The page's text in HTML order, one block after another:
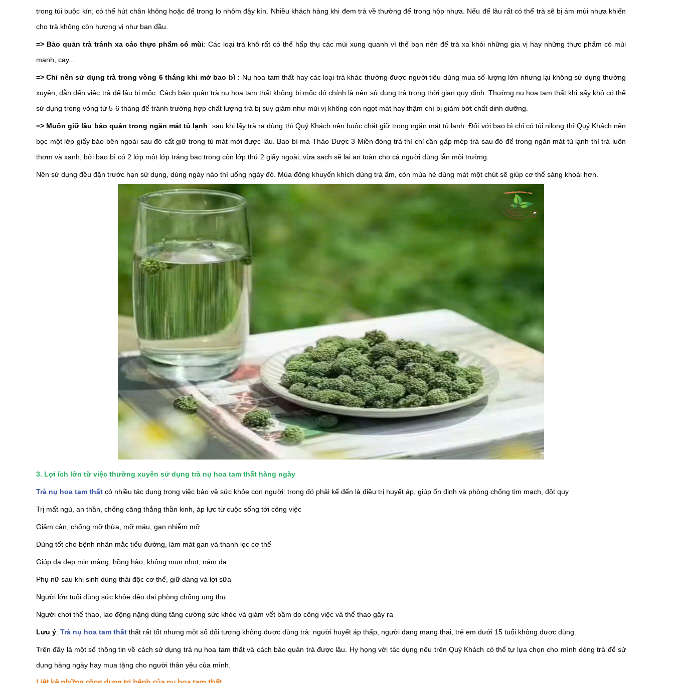
trong túi buộc kín, có thể hút chân không hoặc để trong lọ nhôm đậy kín. Nhiều khách hàng khi đem trà về thường để trong hộp nhựa. Nếu để lâu rất có thể trà sẽ bị ám mùi nhựa khiến
cho trà không còn hương vị như ban đầu.
=> Bảo quản trà tránh xa các thực phẩm có mùi: Các loại trà khô rất có thể hấp thụ các mùi xung quanh vì thế bạn nên để trà xa khỏi những gia vị hay những thực phẩm có mùi
mạnh, cay...
=> Chỉ nên sử dụng trà trong vòng 6 tháng khi mở bao bì : Nụ hoa tam thất hay các loại trà khác thường được người tiêu dùng mua số lượng lớn nhưng lại không sử dụng thường
xuyên, dẫn đến việc trà để lâu bị mốc.Cách bảo quản trà nụ hoa tam thất không bị mốc đó chính là nên sử dụng trà trong thời gian quy định. Thường nụ hoa tam thất khi sấy khô có thể
sử dụng trong vòng từ 5-6 tháng để tránh trường hợp chất lượng trà bị suy giảm như mùi vị không còn ngọt mát hay thậm chí bị giảm bớt chất dinh dưỡng.
=> Muốn giữ lâu bảo quản trong ngăn mát tủ lạnh: sau khi lấy trà ra dùng thì Quý Khách nên buộc chặt giữ trong ngăn mát tủ lạnh. Đối với bao bì chỉ có túi nilong thì Quý Khách nên
bọc một lớp giấy báo bên ngoài sau đó cất giữ trong tủ mát mới được lâu. Bao bì mà Thảo Dược 3 Miền đóng trà thì chỉ cần gấp mép trà sau đó để trong ngăn mát tủ lạnh thì trà luôn
thơm và xanh, bởi bao bì có 2 lớp một lớp tráng bạc trong còn lớp thứ 2 giấy ngoài, vừa sạch sẽ lại an toàn cho cả người dùng lẫn môi trường.
Nên sử dụng đều đặn trước hạn sử dụng, dùng ngày nào thì uống ngày đó. Mùa đông khuyến khích dùng trà ấm, còn mùa hè dùng mát một chút sẽ giúp cơ thể sảng khoái hơn.
3. Lợi ích lớn từ việc thường xuyên sử dụng trà nụ hoa tam thất hàng ngày
Trà nụ hoa tam thất có nhiều tác dụng trong việc bảo vệ sức khỏe con người: trong đó phải kể đến là điều trị huyết áp, giúp ổn định và phòng chống tim mạch, đột quỵ
Trị mất ngủ, an thần, chống căng thẳng thần kinh, áp lực từ cuộc sống tới công việc
Giảm cân, chống mỡ thừa, mỡ máu, gan nhiễm mỡ
Dùng tốt cho bệnh nhân mắc tiểu đường, làm mát gan và thanh lọc cơ thể
Giúp da đẹp mịn màng, hồng hào, không mụn nhọt, nám da
Phụ nữ sau khi sinh dùng thải độc cơ thể, giữ dáng và lợi sữa
Người lớn tuổi dùng sức khỏe dẻo dai phòng chống ung thư
Người chơi thể thao, lao động nặng dùng tăng cường sức khỏe và giảm vết bầm do công việc và thể thao gây ra
Lưu ý: Trà nụ hoa tam thất thất rất tốt nhưng một số đối tượng không được dùng trà: người huyết áp thấp, người đang mang thai, trẻ em dưới 15 tuổi không được dùng.
Trên đây là một số thông tin về cách sử dụng trà nụ hoa tam thất và cách bảo quản trà được lâu. Hy họng với tác dụng nêu trên Quý Khách có thể tự lựa chọn cho mình dòng trà để sử
dụng hàng ngày hay mua tặng cho người thân yêu của mình.